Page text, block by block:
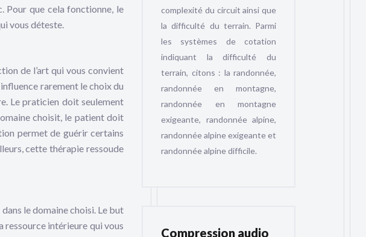
Pour que cela fonctionne, le
vous déteste.
de l’art qui vous convient
rarement le choix du
Le praticien doit seulement
choisit, le patient doit
permet de guérir certains
cette thérapie ressoude
le domaine choisi. Le but
ressource intérieure qui vous
complexité du circuit ainsi que
la difficulté du terrain. Parmi
les systèmes de cotation
indiquant la difficulté du
terrain, citons : la randonnée,
randonnée en montagne,
randonnée en montagne
exigeante, randonnée alpine,
randonnée alpine exigeante et
randonnée alpine difficile.
Compression audio